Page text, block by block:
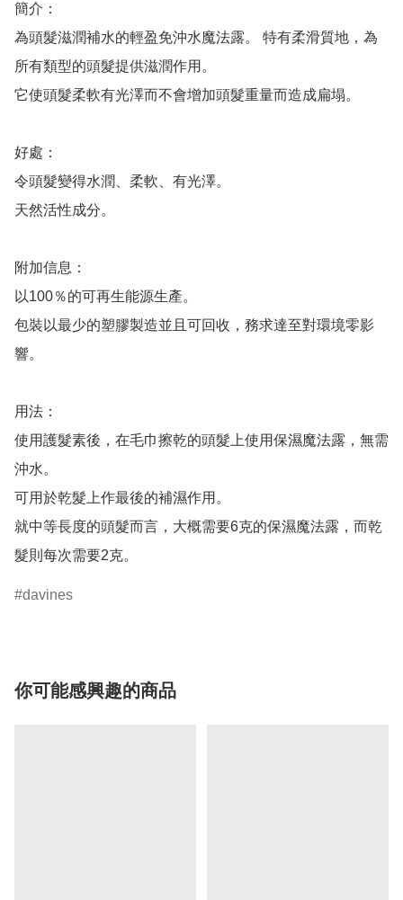
簡介：
為頭髮滋潤補水的輕盈免沖水魔法露。 特有柔滑質地，為
所有類型的頭髮提供滋潤作用。
它使頭髮柔軟有光澤而不會增加頭髮重量而造成扁塌。
好處：
令頭髮變得水潤、柔軟、有光澤。
天然活性成分。
附加信息：
以100％的可再生能源生產。
包裝以最少的塑膠製造並且可回收，務求達至對環境零影
響。
用法：
使用護髮素後，在毛巾擦乾的頭髮上使用保濕魔法露，無需
沖水。
可用於乾髮上作最後的補濕作用。
就中等長度的頭髮而言，大概需要6克的保濕魔法露，而乾
髮則每次需要2克。
davines
你可能感興趣的商品